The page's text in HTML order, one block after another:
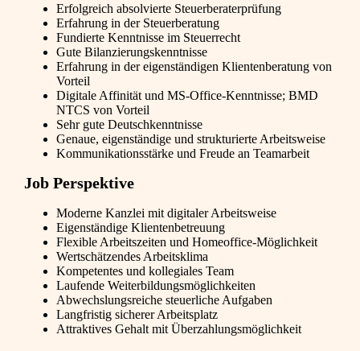
Erfolgreich absolvierte Steuerberaterprüfung
Erfahrung in der Steuerberatung
Fundierte Kenntnisse im Steuerrecht
Gute Bilanzierungskenntnisse
Erfahrung in der eigenständigen Klientenberatung von
Vorteil
Digitale Affinität und MS-Office-Kenntnisse; BMD
NTCS von Vorteil
Sehr gute Deutschkenntnisse
Genaue, eigenständige und strukturierte Arbeitsweise
Kommunikationsstärke und Freude an Teamarbeit
Job Perspektive
Moderne Kanzlei mit digitaler Arbeitsweise
Eigenständige Klientenbetreuung
Flexible Arbeitszeiten und Homeoffice-Möglichkeit
Wertschätzendes Arbeitsklima
Kompetentes und kollegiales Team
Laufende Weiterbildungsmöglichkeiten
Abwechslungsreiche steuerliche Aufgaben
Langfristig sicherer Arbeitsplatz
Attraktives Gehalt mit Überzahlungsmöglichkeit